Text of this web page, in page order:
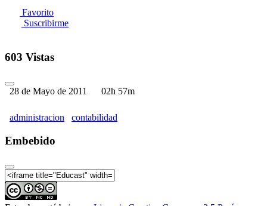
Favorito
Suscribirme
603 Vistas
28 de Mayo de 2011 02h 57m
administracion contabilidad
Embebido